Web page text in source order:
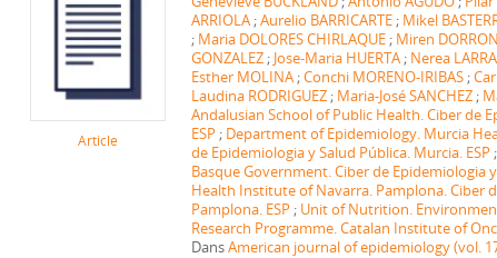
Article
ARRIOLA ;Aurelio BARRICARTE ; Mikel
; Maria DOLORES CHIRLAQUE ; Miren
GONZALEZ ; Jose-Maria HUERTA ; Nerea
Esther MOLINA ;Conchi MORENO-IRIBAS ;
Laudina RODRIGUEZ ; Maria-José SANCHEZ ;
Andalusian School of Public Health. Ciber de
ESP ; Department of Epidemiology. Murcia
de Epidemiologia y Salud Pública. Murcia. ESP ;
Basque Government. Ciber de Epidemiologia
Health Institute of Navarra. Pamplona. Ciber
Pamplona. ESP ; Unit of Nutrition.
Research Programme. Catalan Institute of
DansAmerican journal of epidemiology (vol.